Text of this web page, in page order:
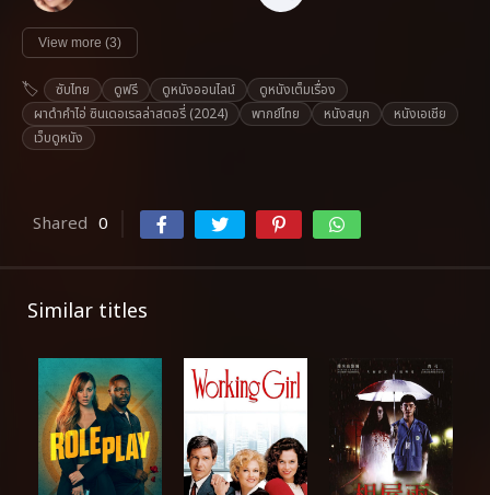
View more (3)
ซับไทย ดูฟรี ดูหนังออนไลน์
ดูหนังเต็มเรื่อง
ผาดำคำไอ่ ซินเดอเรลล่าสตอรี่ (2024)
พากย์ไทย หนังสนุก
หนังเอเชีย
เว็บดูหนัง
Shared 0
Similar titles